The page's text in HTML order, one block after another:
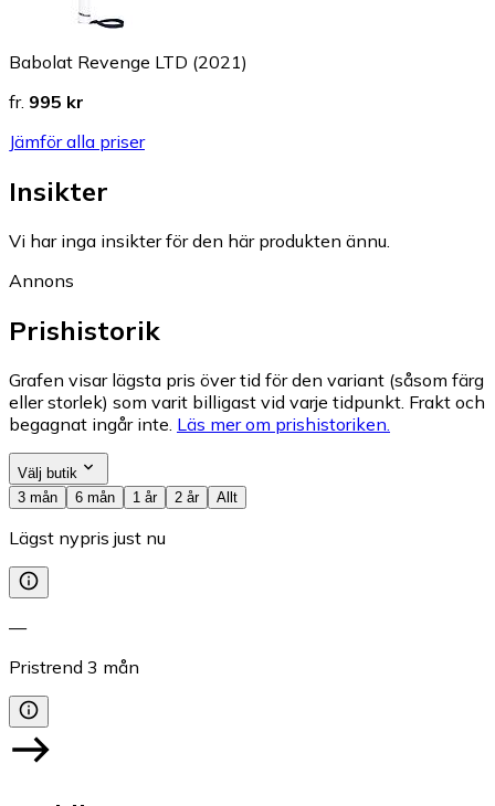
Babolat Revenge LTD (2021)
fr. 995 kr
Jämför alla priser
Insikter
Vi har inga insikter för den här produkten ännu.
Annons
Prishistorik
Grafen visar lägsta pris över tid för den variant (såsom färg
eller storlek) som varit billigast vid varje tidpunkt. Frakt och
begagnat ingår inte. Läs mer om prishistoriken.
Välj butik
3 mån
6 mån 1 år 2 år Allt
Lägst nypris just nu
—
Pristrend 3 mån